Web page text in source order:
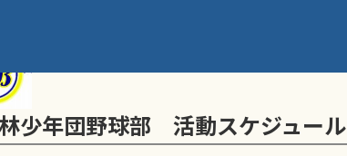
少年団野球部 活動スケジュール